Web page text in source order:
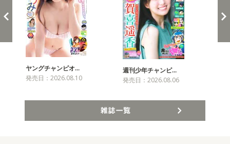
ヤングチャンピオ…
発売日：2026.08.10
週刊少年チャンピ…
発売日：2026.08.06